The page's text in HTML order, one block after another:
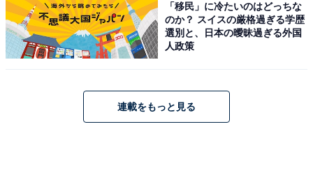
「移民」に冷たいのはどっちな
のか？ スイスの厳格過ぎる学歴
選別と、日本の曖昧過ぎる外国
人政策
連載をもっと見る